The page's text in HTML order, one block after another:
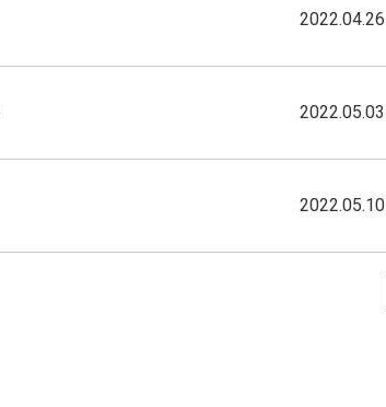
2022.04.26
2022.05.03
2022.05.10